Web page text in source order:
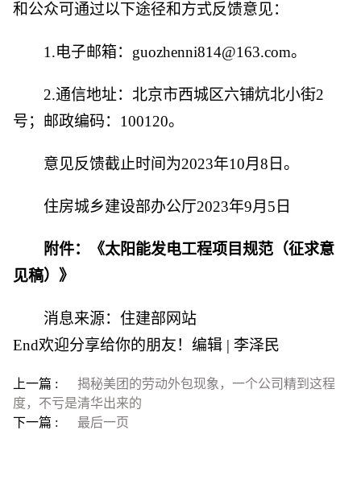
和公众可通过以下途径和方式反馈意见：
1.电子邮箱：guozhenni814@163.com。
2.通信地址：北京市西城区六铺炕北小街2
号；邮政编码：100120。
意见反馈截止时间为2023年10月8日。
住房城乡建设部办公厅2023年9月5日
附件：《太阳能发电工程项目规范（征求意
见稿）》
消息来源：住建部网站
End欢迎分享给你的朋友！编辑 | 李泽民
上一篇 :
揭秘美团的劳动外包现象，一个公司精到这程
度，不亏是清华出来的
下一篇 :
最后一页